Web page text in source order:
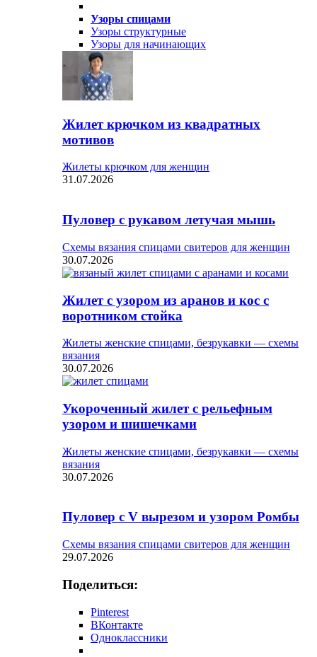
Узоры спицами
Узоры структурные
Узоры для начинающих
Жилет крючком из квадратных
мотивов
Жилеты крючком для женщин
31.07.2026
Пуловер с рукавом летучая мышь
Схемы вязания спицами свитеров для женщин
30.07.2026
Жилет с узором из аранов и кос с
воротником стойка
Жилеты женские спицами, безрукавки — схемы
вязания
30.07.2026
Укороченный жилет с рельефным
узором и шишечками
Жилеты женские спицами, безрукавки — схемы
вязания
30.07.2026
Пуловер с V вырезом и узором Ромбы
Схемы вязания спицами свитеров для женщин
29.07.2026
Поделиться:
Pinterest
ВКонтакте
Одноклассники